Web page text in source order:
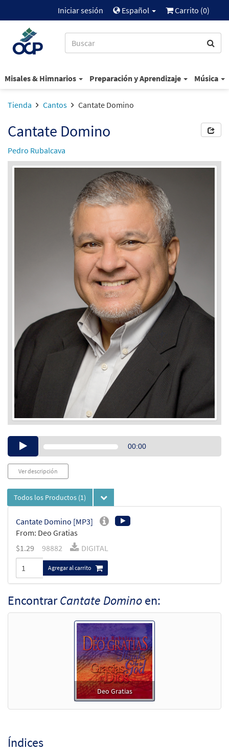
Iniciar sesión Español Carrito (0)
Misales & Himnarios Preparación y Aprendizaje Música
Tienda Cantos Cantate Domino
Cantate Domino
Pedro Rubalcava
Audio00:00
Ver descripción
Todos los Productos (1)
Cantate Domino [MP3]
From: Deo Gratias
$1.29 98882 DIGITAL
Agregar al carrito
EncontrarCantate Dominoen:
Deo Gratias
Índices